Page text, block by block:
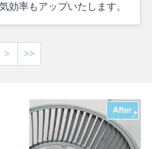
効率もアップいたします。
> >>